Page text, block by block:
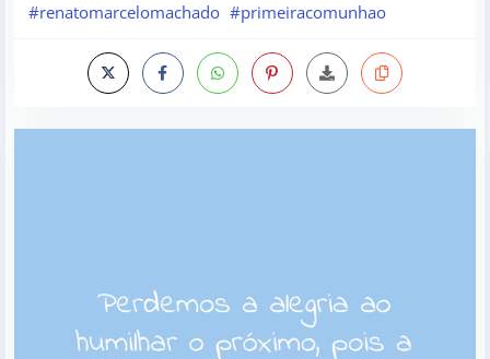
#renatomarcelomachado #primeiracomunhao